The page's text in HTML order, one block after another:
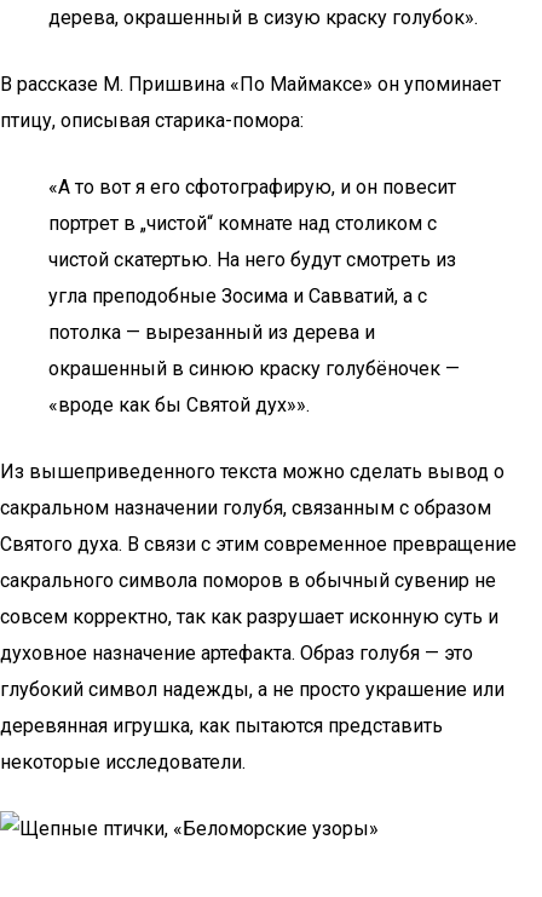
дерева, окрашенный в сизую краску голубок».
В рассказе М. Пришвина «По Маймаксе» он упоминает
птицу, описывая старика-помора:
«А то вот я его сфотографирую, и он повесит
портрет в „чистой“ комнате над столиком с
чистой скатертью. На него будут смотреть из
угла преподобные Зосима и Савватий, а с
потолка — вырезанный из дерева и
окрашенный в синюю краску голубёночек —
«вроде как бы Святой дух»».
Из вышеприведенного текста можно сделать вывод о
сакральном назначении голубя, связанным с образом
Святого духа. В связи с этим современное превращение
сакрального символа поморов в обычный сувенир не
совсем корректно, так как разрушает исконную суть и
духовное назначение артефакта. Образ голубя — это
глубокий символ надежды, а не просто украшение или
деревянная игрушка, как пытаются представить
некоторые исследователи.